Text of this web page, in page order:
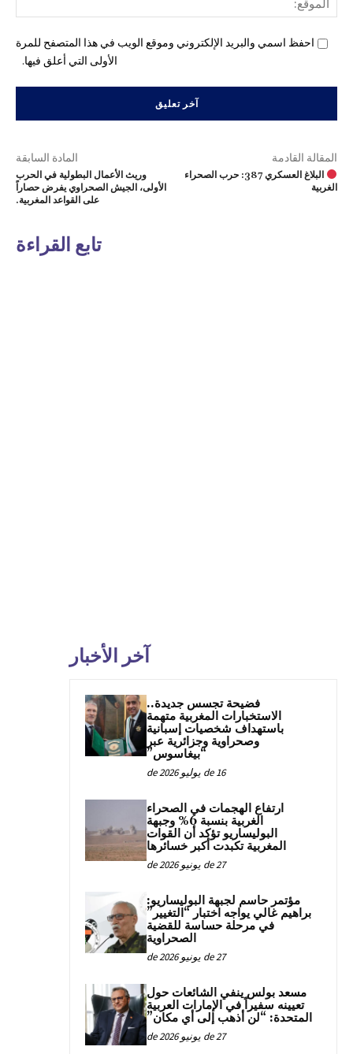
احفظ اسمي والبريد الإلكتروني وموقع الويب في هذا المتصفح للمرة
الأولى التي أعلق فيها.
المادة السابقة
وريث الأعمال البطولية في الحرب
الأولى، الجيش الصحراوي يفرض حصاراً
على القواعد المغربية.
المقالة القادمة
البلاغ العسكري 387: حرب الصحراء
الغربية
تابع القراءة
آخر الأخبار
فضيحة تجسس جديدة..
الاستخبارات المغربية متهمة
باستهداف شخصيات إسبانية
وصحراوية وجزائرية عبر
“بيغاسوس”
16 de يوليو de 2026
ارتفاع الهجمات في الصحراء
الغربية بنسبة 6% وجبهة
البوليساريو تؤكد أن القوات
المغربية تكبدت أكبر خسائرها
27 de يونيو de 2026
مؤتمر حاسم لجبهة البوليساريو:
براهيم غالي يواجه اختبار “التغيير”
في مرحلة حساسة للقضية
الصحراوية
27 de يونيو de 2026
مسعد بولس ينفي الشائعات حول
تعيينه سفيراً في الإمارات العربية
المتحدة: “لن أذهب إلى أي مكان”
27 de يونيو de 2026